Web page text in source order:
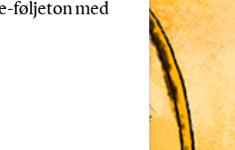
føljeton med